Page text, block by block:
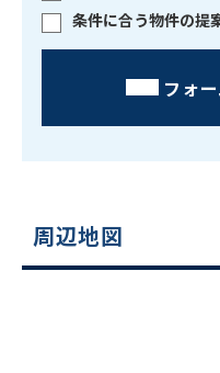
条件に合う物件の提
フォ
周辺地図